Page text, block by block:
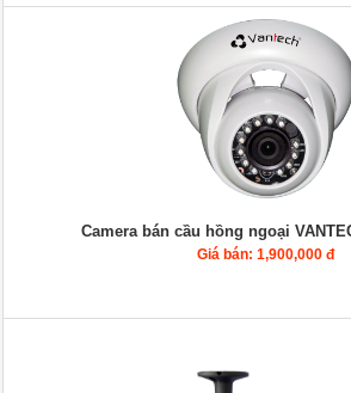
Camera bán cầu hồng ngoại
Giá bán: 1,900,000 đ